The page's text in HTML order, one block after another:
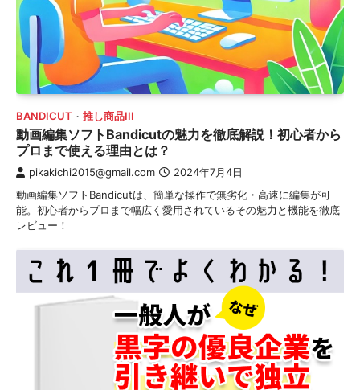
BANDICUT 推し商品III
動画編集ソフトBandicutの魅力を徹底解説！初心者から
プロまで使える理由とは？
pikakichi2015@gmail.com 2024年7月4日
動画編集ソフトBandicutは、簡単な操作で無劣化・高速に編集が可
能。初心者からプロまで幅広く愛用されているその魅力と機能を徹底
レビュー！